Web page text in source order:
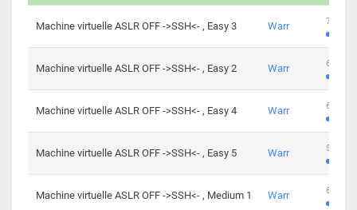
Machine virtuelle ASLR OFF ->SSH<- , Easy 3 Warr 746
Machine virtuelle ASLR OFF ->SSH<- , Easy 2 Warr 681
Machine virtuelle ASLR OFF ->SSH<- , Easy 4 Warr 645
Machine virtuelle ASLR OFF ->SSH<- , Easy 5 Warr 561
Machine virtuelle ASLR OFF ->SSH<- , Medium 1 Warr 605